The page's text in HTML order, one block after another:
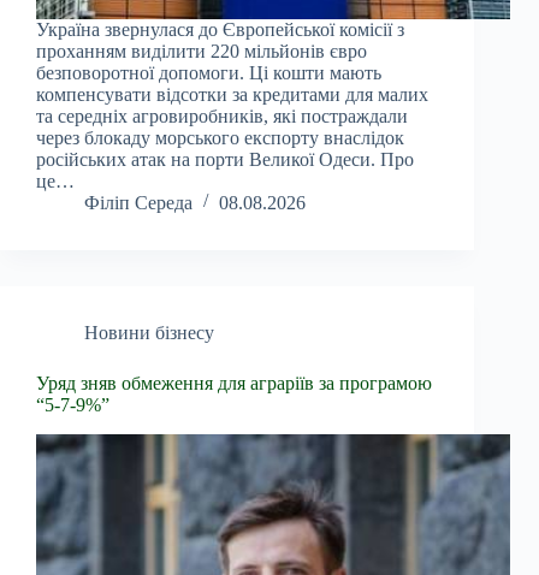
Україна звернулася до Європейської комісії з
проханням виділити 220 мільйонів євро
безповоротної допомоги. Ці кошти мають
компенсувати відсотки за кредитами для малих
та середніх агровиробників, які постраждали
через блокаду морського експорту внаслідок
російських атак на порти Великої Одеси. Про
це…
Філіп Середа
08.08.2026
Новини бізнесу
Уряд зняв обмеження для аграріїв за програмою
“5-7-9%”